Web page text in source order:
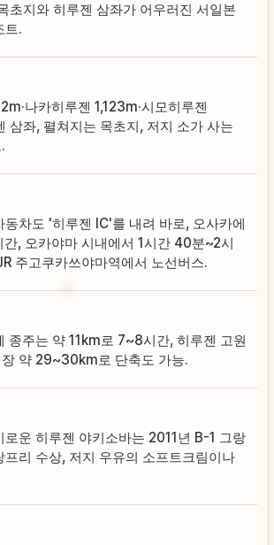
지와 히루젠 삼좌가 어우러진 서일본
트.
나카히루젠 1,123m·시모히루젠
삼좌, 펼쳐지는 목초지, 저지 소가 사는
동차도 '히루젠 IC'를 내려 바로, 오사카에
, 오카야마 시내에서 1시간 40분~2시
주고쿠카쓰야마역에서 노선버스.
종주는 약 11km로 7~8시간, 히루젠 고원
약 29~30km로 단축도 가능.
로운 히루젠 야키소바는 2011년 B-1 그랑
프리 수상, 저지 우유의 소프트크림이나